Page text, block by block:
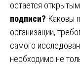
остается
подписи? Каковы
организации,
самого
необходимо не